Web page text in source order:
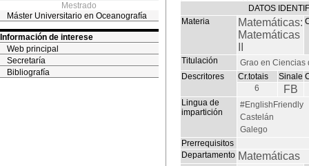
Mestrado
Máster Universitario en Oceanografía
Información de interese
Web principal
Secretaría
Bibliografía
DATOS
Materia
Matemáticas:
Matemáticas
Titulación
Grao en Ciencias
Descritores
Cr.totais Sinale
6
FB
Lingua de
impartición
#EnglishFriendly
Castelán
Galego
Prerrequisitos
Departamento Matemáticas